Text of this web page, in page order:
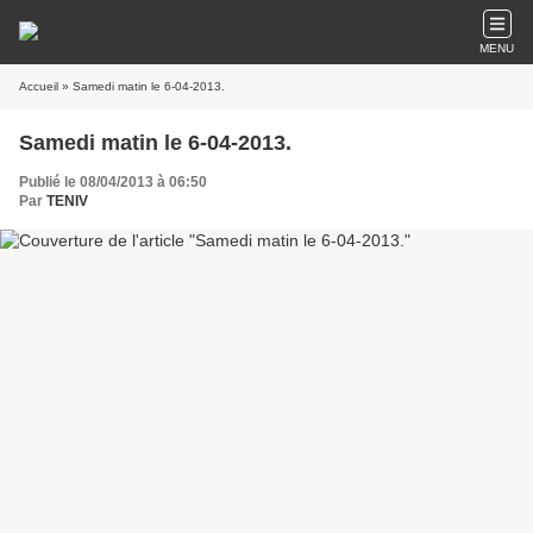
MENU
Accueil » Samedi matin le 6-04-2013.
Samedi matin le 6-04-2013.
Publié le 08/04/2013 à 06:50
Par TENIV